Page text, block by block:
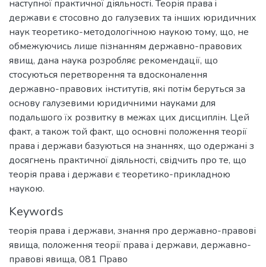
наступної практичної діяльності. Теорія права i
держави є стосовно до галузевих та інших юридичних
наук теоретико-методологічною наукою тому, що, не
обмежуючись лише пізнанням державно-правових
явищ, дана наука розробляє рекомендації, що
стосуються перетворення та вдосконалення
державно-правових інститутів, які потім беруться за
основу галузевими юридичними науками для
подальшого їх розвитку в межах цих дисциплін. Цей
факт, а також той факт, що основні положення теорії
права i держави базуються на знаннях, що одержані з
досягнень практичної діяльності, свідчить про те, що
теорія права i держави є теоретико-прикладною
наукою.
Keywords
теорія права і держави, знання про державно-правові
явища, положення теорії права i держави, державно-
правові явища, 081 Право